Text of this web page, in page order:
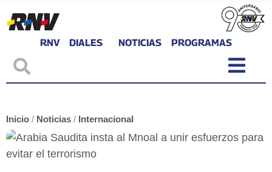
RNV DIALES NOTICIAS PROGRAMAS
Inicio / Noticias / Internacional